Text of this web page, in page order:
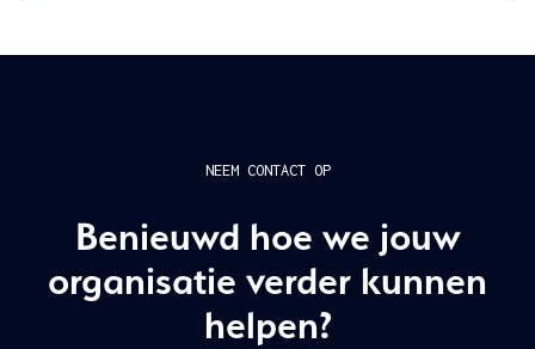
NEEM CONTACT OP
Benieuwd hoe we jouw
organisatie verder kunnen
helpen?